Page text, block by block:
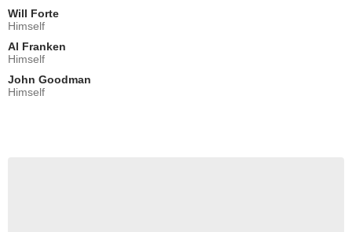
Will Forte
Himself
Al Franken
Himself
John Goodman
Himself